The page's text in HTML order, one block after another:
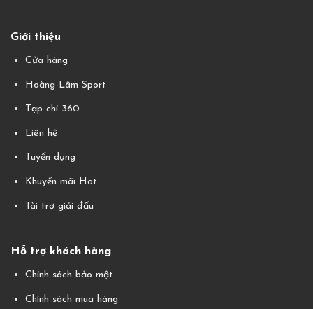
Giới thiệu
Cửa hàng
Hoàng Lâm Sport
Tạp chí 360
Liên hệ
Tuyển dụng
Khuyến mãi Hot
Tài trợ giải đấu
Hỗ trợ khách hàng
Chính sách bảo mật
Chính sách mua hàng